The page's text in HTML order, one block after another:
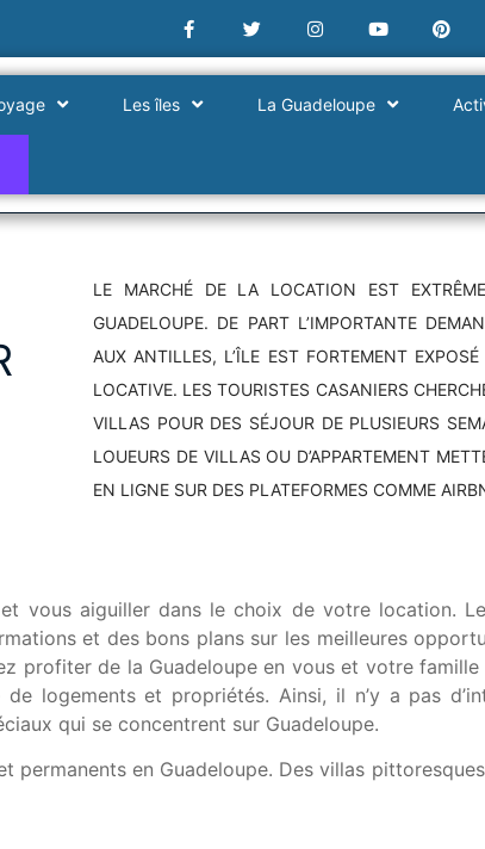
Les îles La Guadeloupe
LE MARCHÉ DE LA LOCATION EST
GUADELOUPE. DE PART L’IMPORTANTE
AUX ANTILLES, L’ÎLE EST FORTEMENT
LOCATIVE. LES TOURISTES CASANIERS
VILLAS POUR DES SÉJOUR DE PLUSIEURS
LOUEURS DE VILLAS OU D’APPARTEMENT
EN LIGNE SUR DES PLATEFORMES COMME
vous aiguiller dans le choix de votre location.
et des bons plans sur les meilleures
profiter de la Guadeloupe en vous et votre
de logements et propriétés. Ainsi, il n’y a pas
qui se concentrent sur Guadeloupe.
permanents en Guadeloupe. Des villas